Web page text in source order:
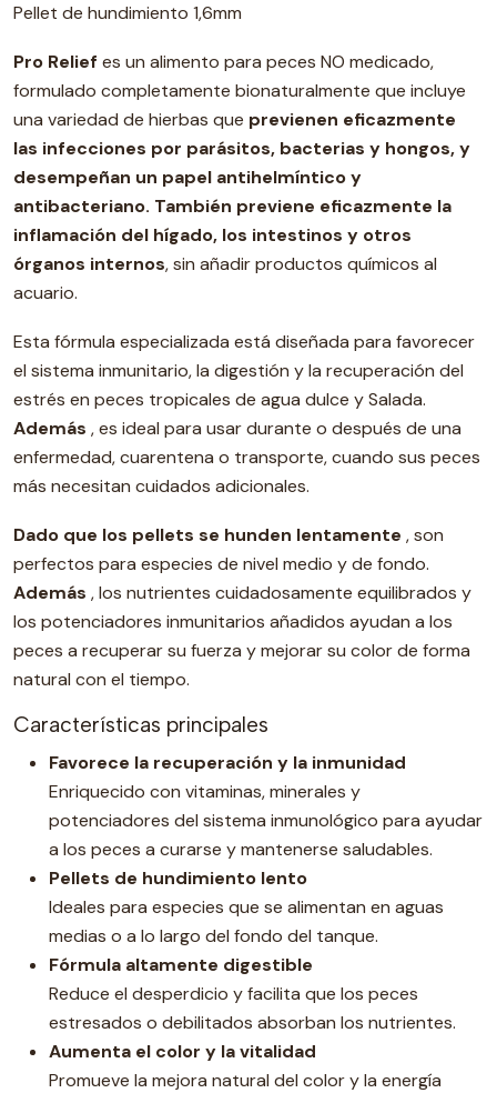
Pellet de hundimiento 1,6mm
Pro Relief es un alimento para peces NO medicado,
formulado completamente bionaturalmente que incluye
una variedad de hierbas que previenen eficazmente
las infecciones por parásitos, bacterias y hongos, y
desempeñan un papel antihelmíntico y
antibacteriano. También previene eficazmente la
inflamación del hígado, los intestinos y otros
órganos internos, sin añadir productos químicos al
acuario.
Esta fórmula especializada está diseñada para favorecer
el sistema inmunitario, la digestión y la recuperación del
estrés en peces tropicales de agua dulce y Salada.
Además , es ideal para usar durante o después de una
enfermedad, cuarentena o transporte, cuando sus peces
más necesitan cuidados adicionales.
Dado que los pellets se hunden lentamente , son
perfectos para especies de nivel medio y de fondo.
Además , los nutrientes cuidadosamente equilibrados y
los potenciadores inmunitarios añadidos ayudan a los
peces a recuperar su fuerza y ​​mejorar su color de forma
natural con el tiempo.
Características principales
Favorece la recuperación y la inmunidad
Enriquecido con vitaminas, minerales y
potenciadores del sistema inmunológico para ayudar
a los peces a curarse y mantenerse saludables.
Pellets de hundimiento lento
Ideales para especies que se alimentan en aguas
medias o a lo largo del fondo del tanque.
Fórmula altamente digestible
Reduce el desperdicio y facilita que los peces
estresados ​​o debilitados absorban los nutrientes.
Aumenta el color y la vitalidad
Promueve la mejora natural del color y la energía